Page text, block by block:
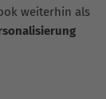
weiterhin als